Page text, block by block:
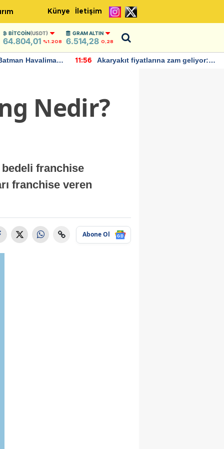
Künye İletişim
BITCOIN(USDT)
64.804,01 %1.208
GRAM ALTIN
6.514,28 0,28
Havalimanı
11:56
Akaryakıt fiyatlarına zam geliyor:
Nedir?
franchise
franchise veren
Abone Ol